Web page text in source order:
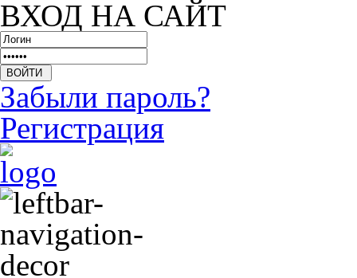
ВХОД НА САЙТ
Забыли пароль?
Регистрация